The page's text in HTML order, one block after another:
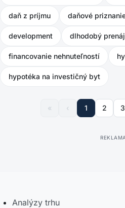
daň z príjmu daňové
development dlhodobý
financovanie nehnuteľností
hypotéka na investičný byt
1 2 3
Analýzy trhu